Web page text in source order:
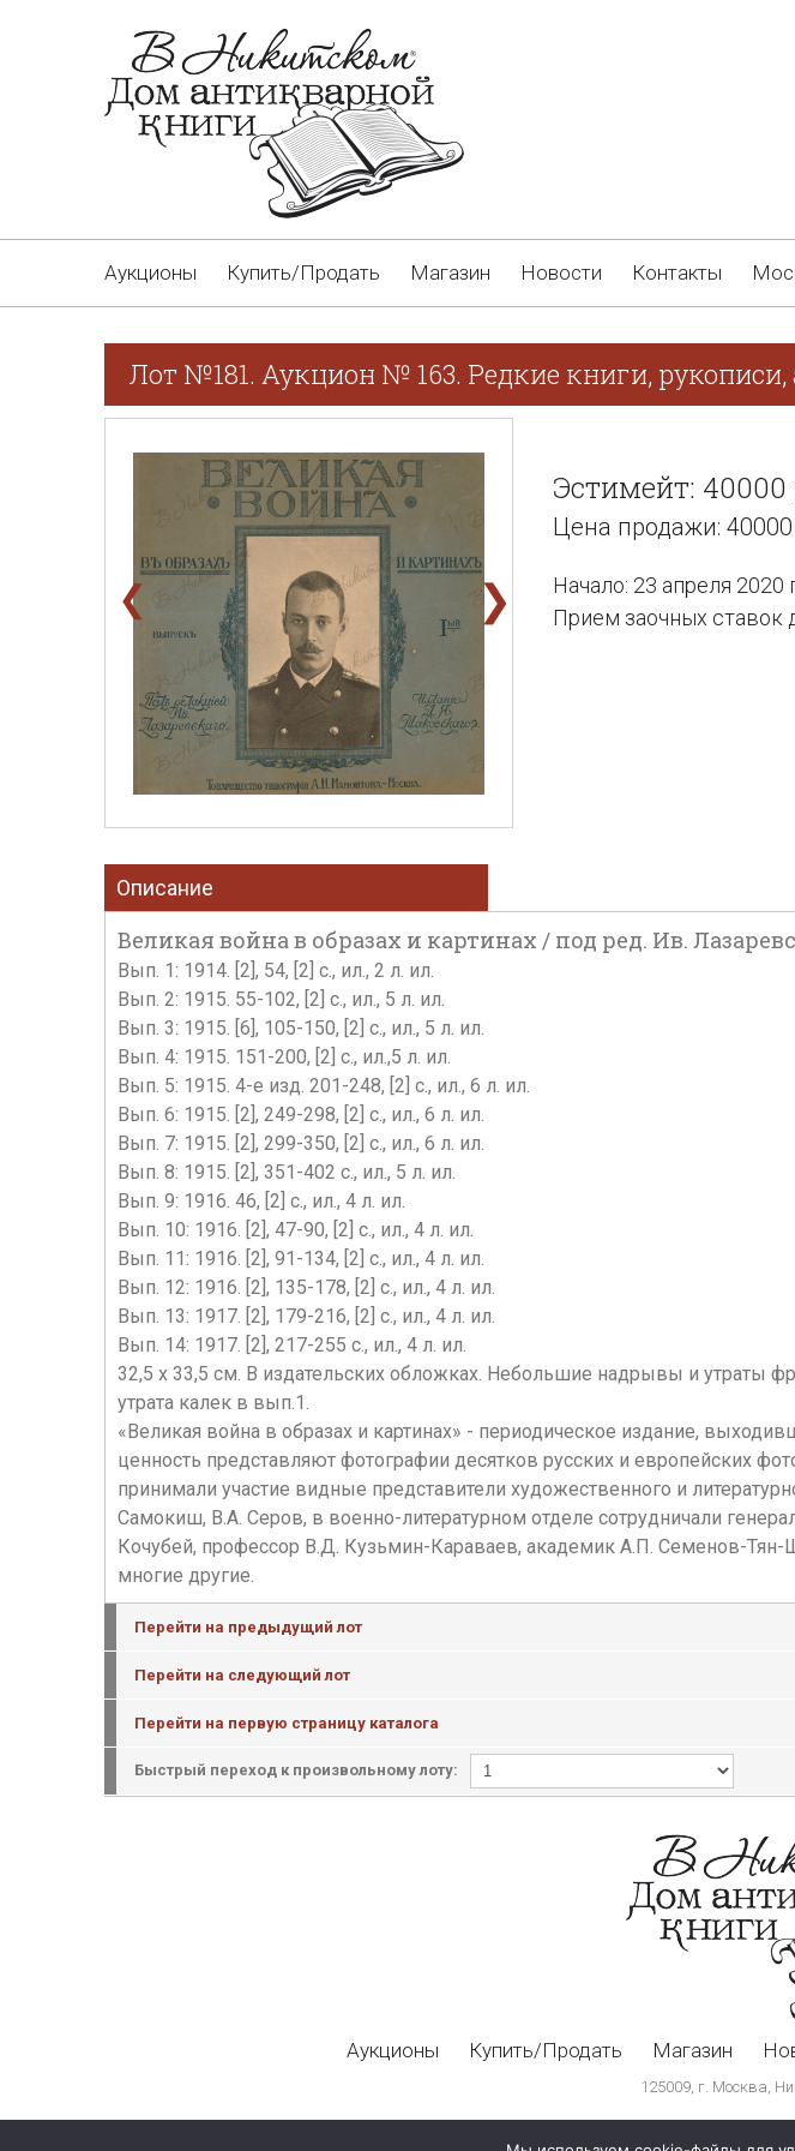
Аукционы Купить/Продать Магазин Новости Контакты
Лот №181. Аукцион № 163. Редкие книги,
❮ ❯
Эстимейт: 40000
Цена продажи: 40000
Начало: 23 апреля 2020
Прием заочных ставок
Описание
Великая война в образах и картинах / под ред. Ив.
Вып. 1: 1914. [2], 54, [2] с., ил., 2 л. ил.
Вып. 2: 1915. 55-102, [2] с., ил., 5 л. ил.
Вып. 3: 1915. [6], 105-150, [2] с., ил., 5 л. ил.
Вып. 4: 1915. 151-200, [2] с., ил.,5 л. ил.
Вып. 5: 1915. 4-е изд. 201-248, [2] с., ил., 6 л. ил.
Вып. 6: 1915. [2], 249-298, [2] с., ил., 6 л. ил.
Вып. 7: 1915. [2], 299-350, [2] с., ил., 6 л. ил.
Вып. 8: 1915. [2], 351-402 с., ил., 5 л. ил.
Вып. 9: 1916. 46, [2] с., ил., 4 л. ил.
Вып. 10: 1916. [2], 47-90, [2] с., ил., 4 л. ил.
Вып. 11: 1916. [2], 91-134, [2] с., ил., 4 л. ил.
Вып. 12: 1916. [2], 135-178, [2] с., ил., 4 л. ил.
Вып. 13: 1917. [2], 179-216, [2] с., ил., 4 л. ил.
Вып. 14: 1917. [2], 217-255 с., ил., 4 л. ил.
32,5 х 33,5 см. В издательских обложках. Небольшие надрывы и утраты
утрата калек в вып.1.
«Великая война в образах и картинах» - периодическое издание,
ценность представляют фотографии десятков русских и европейских
принимали участие видные представители художественного и
Самокиш, В.А. Серов, в военно-литературном отделе сотрудничали
Кочубей, профессор В.Д. Кузьмин-Караваев, академик А.П. Семенов-Тян-
многие другие.
Перейти на предыдущий лот
Перейти на следующий лот
Перейти на первую страницу каталога
Быстрый переход к произвольному лоту:
Аукционы Купить/Продать Магазин
125009, г. Москва,